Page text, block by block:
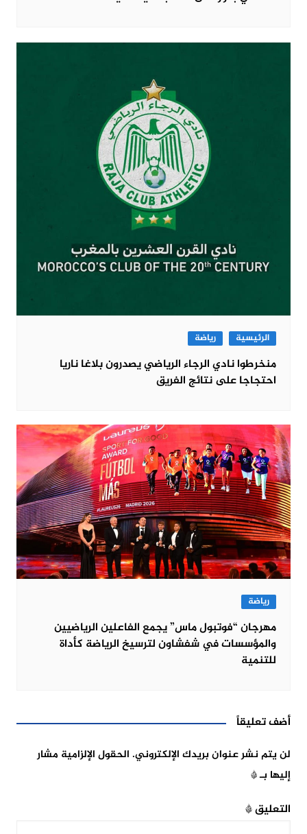
الرئيسية رياضة
منخرطوا نادي الرجاء الرياضي يصدرون بلاغا ناريا
احتجاجا على نتائج الفريق
رياضة
مهرجان “فوتبول ماس” يجمع الفاعلين الرياضيين
والمؤسسات في شفشاون لترسيخ الرياضة كأداة
للتنمية
أضف تعليقاً
لن يتم نشر عنوان بريدك الإلكتروني. الحقول الإلزامية مشار
إليها بـ*
التعليق*